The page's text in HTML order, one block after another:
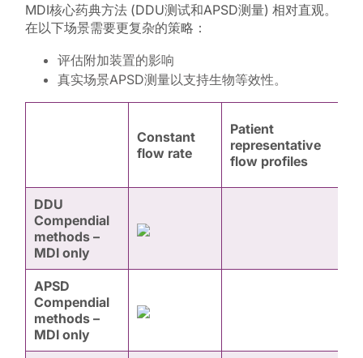
MDI核心药典方法 (DDU测试和APSD测量) 相对直观。
在以下场景需要更复杂的策略：
评估附加装置的影响
真实场景APSD测量以支持生物等效性。
Constant
flow rate
Patient
representative
flow profiles
DDU
Compendial
methods –
MDI only
APSD
Compendial
methods –
MDI only